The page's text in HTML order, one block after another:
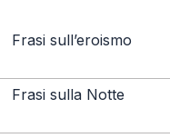
Frasi sull’eroismo
Frasi sulla Notte